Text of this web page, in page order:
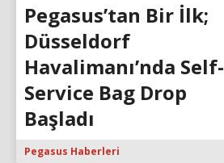
Pegasus’tan Bir İlk;
Düsseldorf
Havalimanı’nda Self-
Service Bag Drop
Başladı
Pegasus Haberleri